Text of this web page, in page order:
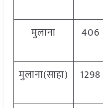
मुलाना 406
मुलाना(साहा) 1298